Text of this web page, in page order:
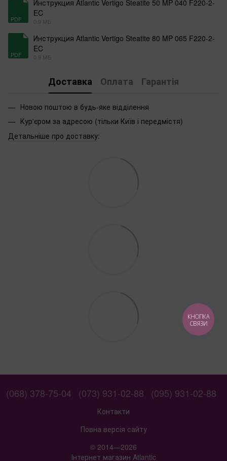
PDF
Инструкция Atlantic Vertigo Steatite 50 MP 040 F220-2-
EC
0.9 МБ
PDF
Инструкция Atlantic Vertigo Steatite 80 MP 065 F220-2-
EC
0.9 МБ
Доставка Оплата Гарантія
Новою поштою в будь-яке відділення
Кур'єром за адресою (тільки Київ і передмістя)
Детальніше про доставку:
(068) 378-75-04 (073) 931-02-88 (095) 931-02-88
Контакти
Повна версія сайту
© 2014—2026
Інтернет магазин Atlantic
КНОПКА
СВЯЗИ